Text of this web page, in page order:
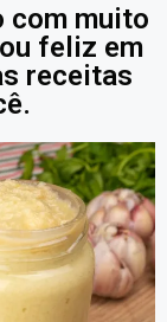
com muito
feliz em
receitas